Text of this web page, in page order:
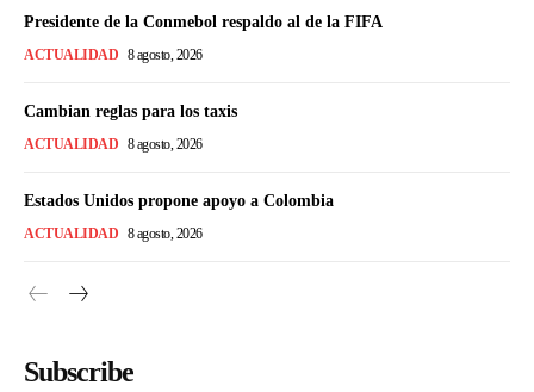
Presidente de la Conmebol respaldo al de la FIFA
ACTUALIDAD 8 agosto, 2026
Cambian reglas para los taxis
ACTUALIDAD 8 agosto, 2026
Estados Unidos propone apoyo a Colombia
ACTUALIDAD 8 agosto, 2026
Subscribe